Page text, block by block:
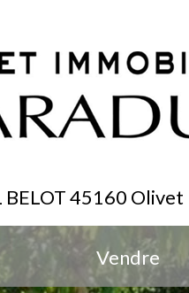
BELOT 45160 Olivet
Vendre